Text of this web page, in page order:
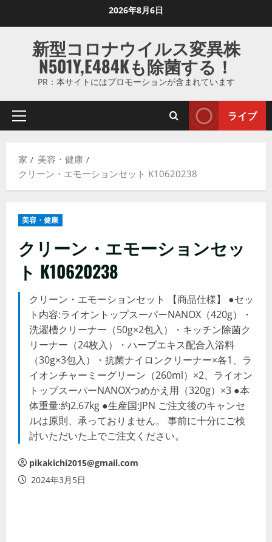
ス
ッ
す
2026年8月6日
新型コロナウイルス変異株
N501Y,E484Kも除菌する！
PR：本サイトにはプロモーションが含まれています
プ
マ
リ
ュ
ライブ
家
美容・健康
クリーン・エモーションセット K10620238
美容・健康
クリーン・エモーションセッ
ト K10620238
クリーン・エモーションセット 【商品仕様】 ●セッ
ト内容:ライオントップスーパーNANOX（420g）・
洗濯槽クリーナー（50g×2包入）・キッチン除菌ク
リーナー（24枚入）・ハーブエキス配合入浴料
（30g×3包入）・抗菌ナイロンクリーナー×各1、ラ
イオンチャーミーグリーン（260ml）×2、ライオン
トップスーパーNANOXつめかえ用（320g）×3 ●本
体重量:約2.67kg ●生産国:JPN ご注文後のキャンセ
ルは原則、承っておりません。 事前に十分にご検
討いただいた上でご注文ください。
pikakichi2015@gmail.com
2024年3月5日